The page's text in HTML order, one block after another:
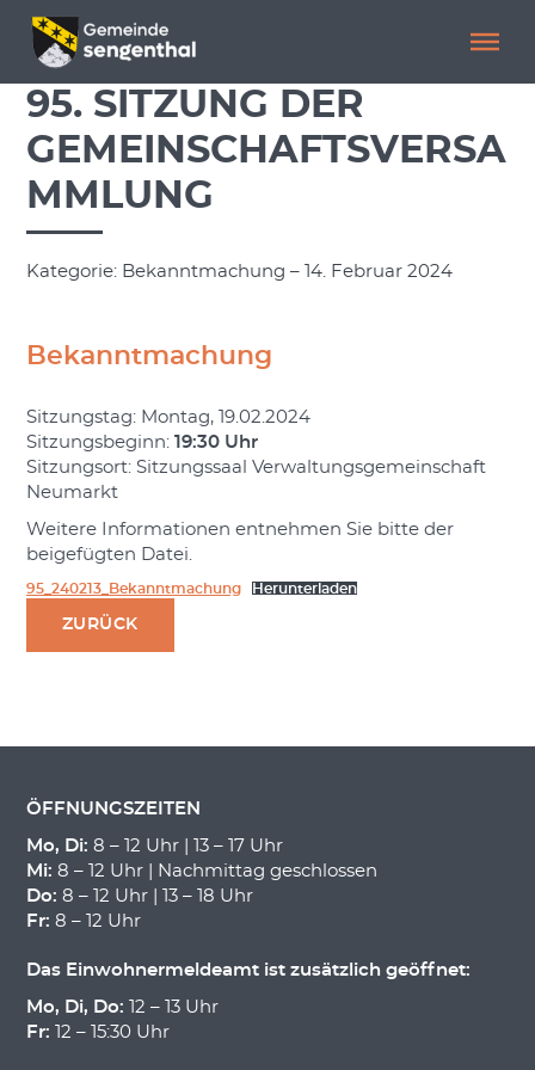
Menü überspringen
Menü überspringen
95. SITZUNG DER
GEMEINSCHAFTSVERSA
MMLUNG
Kategorie: Bekanntmachung – 14. Februar 2024
Bekanntmachung
Sitzungstag: Montag, 19.02.2024
Sitzungsbeginn: 19:30 Uhr
Sitzungsort: Sitzungssaal Verwaltungsgemeinschaft
Neumarkt
Weitere Informationen entnehmen Sie bitte der
beigefügten Datei.
95_240213_Bekanntmachung Herunterladen
ZURÜCK
ÖFFNUNGSZEITEN
Mo, Di: 8 – 12 Uhr | 13 – 17 Uhr
Mi: 8 – 12 Uhr | Nachmittag geschlossen
Do: 8 – 12 Uhr | 13 – 18 Uhr
Fr: 8 – 12 Uhr
Das Einwohnermeldeamt ist zusätzlich geöffnet:
Mo, Di, Do: 12 – 13 Uhr
Fr: 12 – 15:30 Uhr